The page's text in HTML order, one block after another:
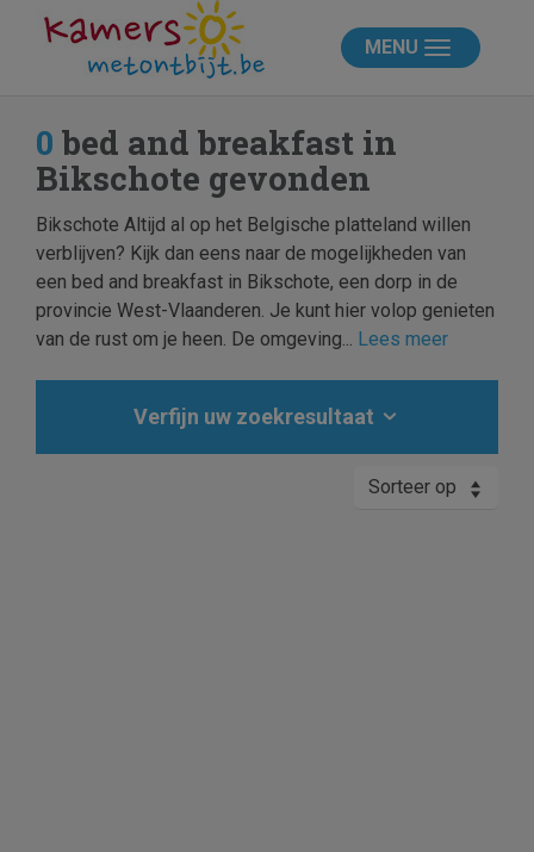
MENU
0 bed and breakfast in
Bikschote gevonden
Bikschote Altijd al op het Belgische platteland willen
verblijven? Kijk dan eens naar de mogelijkheden van
een bed and breakfast in Bikschote, een dorp in de
provincie West-Vlaanderen. Je kunt hier volop genieten
van de rust om je heen. De omgeving... Lees meer
Verfijn uw zoekresultaat
Sorteer op